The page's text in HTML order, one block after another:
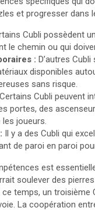
et progresser dans
Cubli possèdent
le chemin ou qui
: D’autres
disponibles
sans risque.
Certains Cubli peuvent
portes, des
joueurs.
Il y a des Cubli qui
de paroi en paroi
est
soulever des
temps, un
La coopération